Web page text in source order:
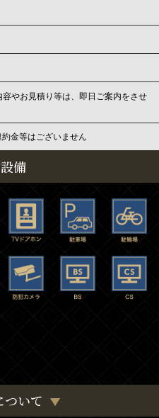
容やお見積り等は、即日ご案内をさせ
金等はございません
備
ついて